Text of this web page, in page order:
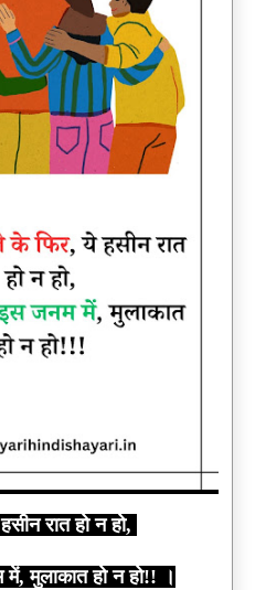
रात हो न हो,
मुलाकात हो न हो!! ।